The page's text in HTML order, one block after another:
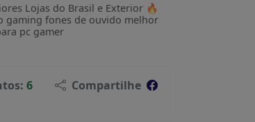
Lojas do Brasil e Exterior 🔥
gaming fones de ouvido melhor
pc gamer
6 Compartilhe